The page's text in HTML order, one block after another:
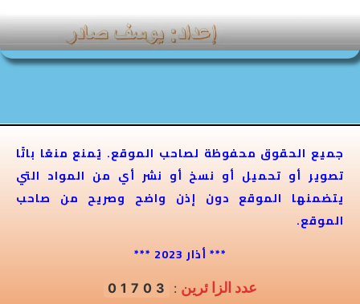
جميع الحقوق محفوظة لصاحب الموقع. يُمنع منعًا باتًا
تصوير أو تحميل أو نسخ أو نشر أي من المواد التي
يتضمنها الموقع دون إذن واضح وصريح من صاحب
الموقع.
*** أذار 2023 ***
عدد الزا ئرين :
01703